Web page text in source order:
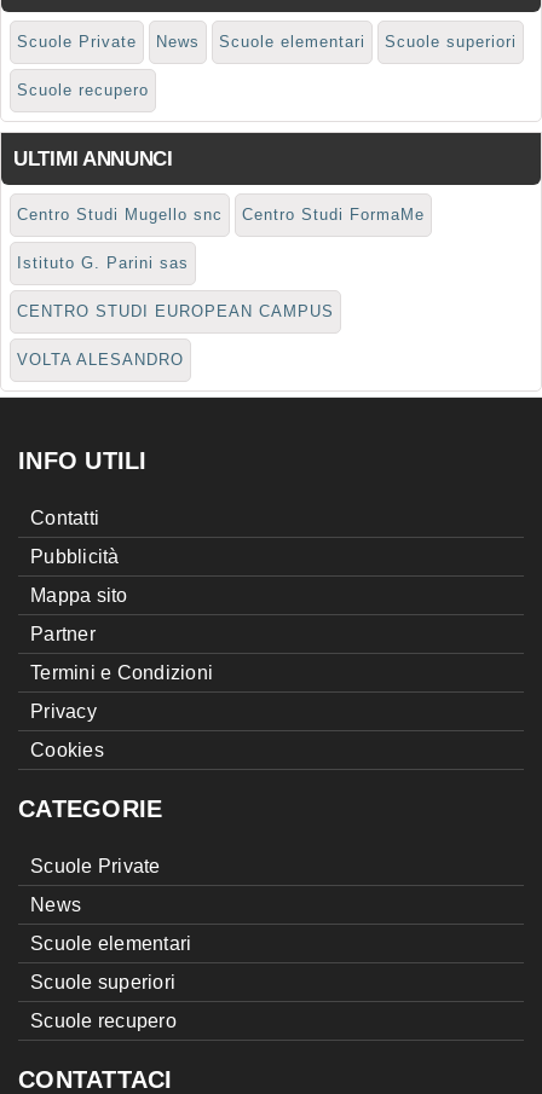
Scuole Private News Scuole elementari Scuole superiori
Scuole recupero
ULTIMI ANNUNCI
Centro Studi Mugello snc Centro Studi FormaMe
Istituto G. Parini sas
CENTRO STUDI EUROPEAN CAMPUS
VOLTA ALESANDRO
INFO UTILI
Contatti
Pubblicità
Mappa sito
Partner
Termini e Condizioni
Privacy
Cookies
CATEGORIE
Scuole Private
News
Scuole elementari
Scuole superiori
Scuole recupero
CONTATTACI